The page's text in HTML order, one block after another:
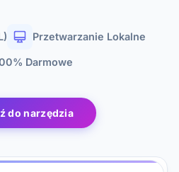
Przetwarzanie Lokalne
Darmowe
do narzędzia